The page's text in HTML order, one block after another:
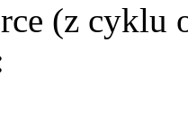
(z cyklu